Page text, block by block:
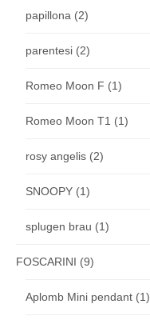
papillona (2)
parentesi (2)
Romeo Moon F (1)
Romeo Moon T1 (1)
rosy angelis (2)
SNOOPY (1)
splugen brau (1)
FOSCARINI (9)
Aplomb Mini pendant (1)